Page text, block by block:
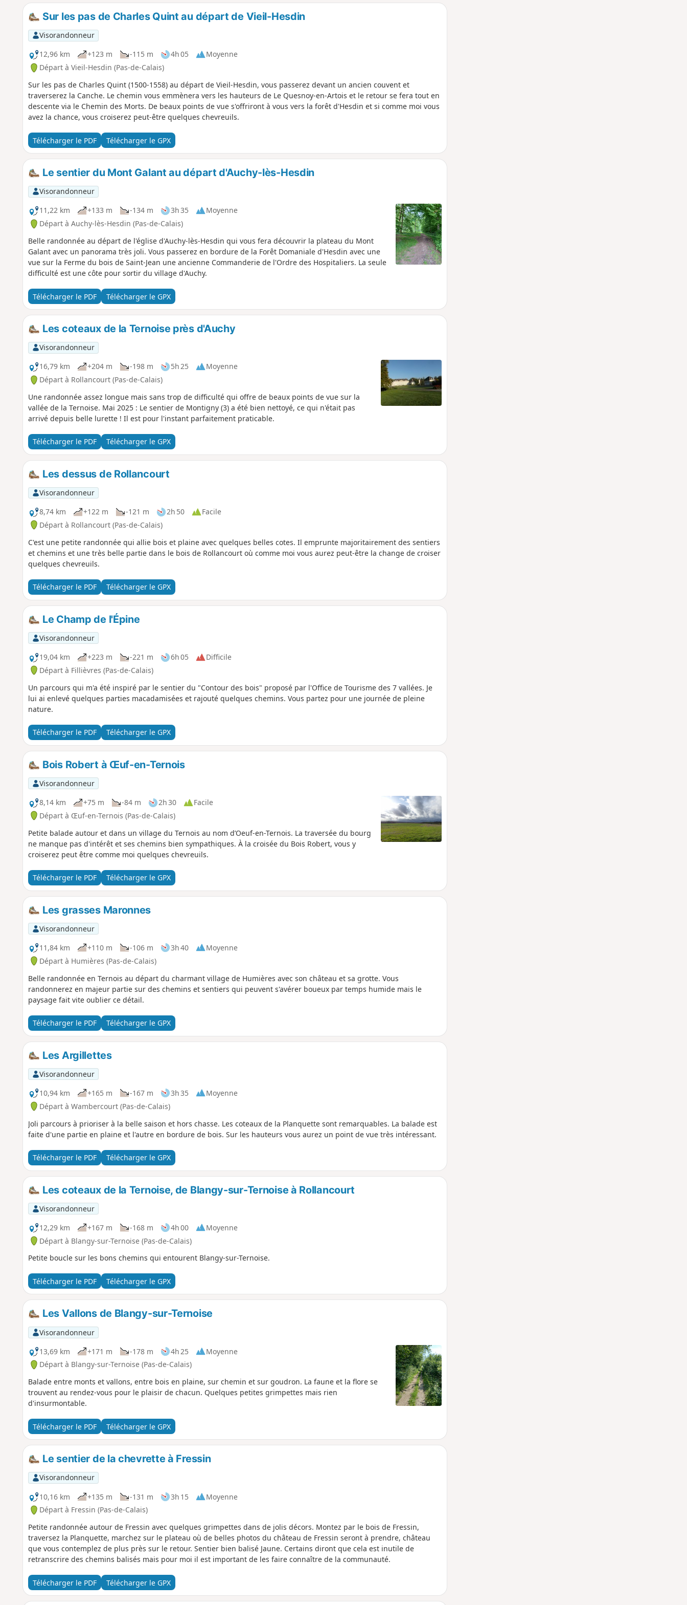
Sur les pas de Charles Quint au départ de Vieil-Hesdin
Visorandonneur
12,96 km
+123 m -115 m 4h 05
Moyenne
Départ à Vieil-Hesdin (Pas-de-Calais)
Sur les pas de Charles Quint (1500-1558) au départ de Vieil-Hesdin, vous passerez devant un ancien couvent et
traverserez la Canche. Le chemin vous emmènera vers les hauteurs de Le Quesnoy-en-Artois et le retour se fera tout en
descente via le Chemin des Morts. De beaux points de vue s'offriront à vous vers la forêt d'Hesdin et si comme moi vous
avez la chance, vous croiserez peut-être quelques chevreuils.
Télécharger le PDF Télécharger le GPX
Le sentier du Mont Galant au départ d'Auchy-lès-Hesdin
Visorandonneur
11,22 km
+133 m -134 m 3h 35
Moyenne
Départ à Auchy-lès-Hesdin (Pas-de-Calais)
Belle randonnée au départ de l'église d'Auchy-lès-Hesdin qui vous fera découvrir la plateau du Mont
Galant avec un panorama très joli. Vous passerez en bordure de la Forêt Domaniale d'Hesdin avec une
vue sur la Ferme du bois de Saint-Jean une ancienne Commanderie de l'Ordre des Hospitaliers. La seule
difficulté est une côte pour sortir du village d'Auchy.
Télécharger le PDF Télécharger le GPX
Les coteaux de la Ternoise près d'Auchy
Visorandonneur
16,79 km
+204 m -198 m 5h 25
Moyenne
Départ à Rollancourt (Pas-de-Calais)
Une randonnée assez longue mais sans trop de difficulté qui offre de beaux points de vue sur la
vallée de la Ternoise. Mai 2025 : Le sentier de Montigny (3) a été bien nettoyé, ce qui n'était pas
arrivé depuis belle lurette ! Il est pour l'instant parfaitement praticable.
Télécharger le PDF Télécharger le GPX
Les dessus de Rollancourt
Visorandonneur
8,74 km
+122 m -121 m 2h 50
Facile
Départ à Rollancourt (Pas-de-Calais)
C'est une petite randonnée qui allie bois et plaine avec quelques belles cotes. Il emprunte majoritairement des sentiers
et chemins et une très belle partie dans le bois de Rollancourt où comme moi vous aurez peut-être la change de croiser
quelques chevreuils.
Télécharger le PDF Télécharger le GPX
Le Champ de l'Épine
Visorandonneur
19,04 km
+223 m -221 m 6h 05
Difficile
Départ à Fillièvres (Pas-de-Calais)
Un parcours qui m'a été inspiré par le sentier du "Contour des bois" proposé par l'Office de Tourisme des 7 vallées. Je
lui ai enlevé quelques parties macadamisées et rajouté quelques chemins. Vous partez pour une journée de pleine
nature.
Télécharger le PDF Télécharger le GPX
Bois Robert à Œuf-en-Ternois
Visorandonneur
8,14 km
+75 m -84 m 2h 30
Facile
Départ à Œuf-en-Ternois (Pas-de-Calais)
Petite balade autour et dans un village du Ternois au nom d’Oeuf-en-Ternois. La traversée du bourg
ne manque pas d'intérêt et ses chemins bien sympathiques. À la croisée du Bois Robert, vous y
croiserez peut être comme moi quelques chevreuils.
Télécharger le PDF Télécharger le GPX
Les grasses Maronnes
Visorandonneur
11,84 km
+110 m -106 m 3h 40
Moyenne
Départ à Humières (Pas-de-Calais)
Belle randonnée en Ternois au départ du charmant village de Humières avec son château et sa grotte. Vous
randonnerez en majeur partie sur des chemins et sentiers qui peuvent s'avérer boueux par temps humide mais le
paysage fait vite oublier ce détail.
Télécharger le PDF Télécharger le GPX
Les Argillettes
Visorandonneur
10,94 km
+165 m -167 m 3h 35
Moyenne
Départ à Wambercourt (Pas-de-Calais)
Joli parcours à prioriser à la belle saison et hors chasse. Les coteaux de la Planquette sont remarquables. La balade est
faite d'une partie en plaine et l'autre en bordure de bois. Sur les hauteurs vous aurez un point de vue très intéressant.
Télécharger le PDF Télécharger le GPX
Les coteaux de la Ternoise, de Blangy-sur-Ternoise à Rollancourt
Visorandonneur
12,29 km
+167 m -168 m 4h 00
Moyenne
Départ à Blangy-sur-Ternoise (Pas-de-Calais)
Petite boucle sur les bons chemins qui entourent Blangy-sur-Ternoise.
Télécharger le PDF Télécharger le GPX
Les Vallons de Blangy-sur-Ternoise
Visorandonneur
13,69 km
+171 m -178 m 4h 25
Moyenne
Départ à Blangy-sur-Ternoise (Pas-de-Calais)
Balade entre monts et vallons, entre bois en plaine, sur chemin et sur goudron. La faune et la flore se
trouvent au rendez-vous pour le plaisir de chacun. Quelques petites grimpettes mais rien
d'insurmontable.
Télécharger le PDF Télécharger le GPX
Le sentier de la chevrette à Fressin
Visorandonneur
10,16 km
+135 m -131 m 3h 15
Moyenne
Départ à Fressin (Pas-de-Calais)
Petite randonnée autour de Fressin avec quelques grimpettes dans de jolis décors. Montez par le bois de Fressin,
traversez la Planquette, marchez sur le plateau où de belles photos du château de Fressin seront à prendre, château
que vous contemplez de plus près sur le retour. Sentier bien balisé Jaune. Certains diront que cela est inutile de
retranscrire des chemins balisés mais pour moi il est important de les faire connaître de la communauté.
Télécharger le PDF Télécharger le GPX